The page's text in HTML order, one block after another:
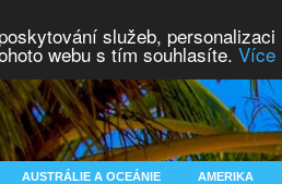
služeb,
webu s tím souhlasíte. Více
AUSTRÁLIE A OCEÁNIE AMERIKA